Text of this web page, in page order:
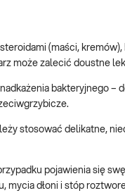
(maści, kremów),
może zalecić doustne
bakteryjnego –
stosować delikatne,
pojawienia się
mycia dłoni i stóp